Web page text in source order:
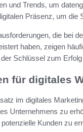
und Trends, um
Präsenz, um die
die bei
haben, zeigen
Schlüssel zum
für digitales
im digitales
Unternehmens zu
Kunden zu